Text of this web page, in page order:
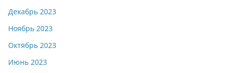
Декабрь 2023
Ноябрь 2023
Октябрь 2023
Июнь 2023